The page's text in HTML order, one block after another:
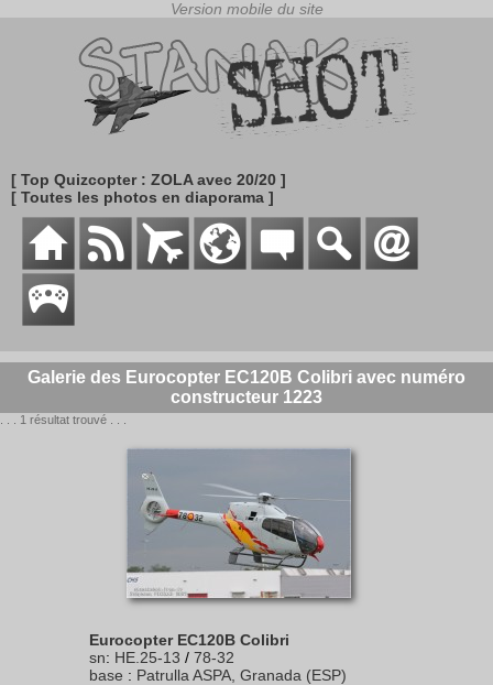
[ Top Quizcopter : ZOLA avec 20/20 ]
[ Toutes les photos en diaporama ]
Galerie des Eurocopter EC120B Colibri avec numéro
constructeur 1223
. . . 1 résultat trouvé . . .
Eurocopter EC120B Colibri
sn: HE.25-13 / 78-32
base : Patrulla ASPA, Granada (ESP)